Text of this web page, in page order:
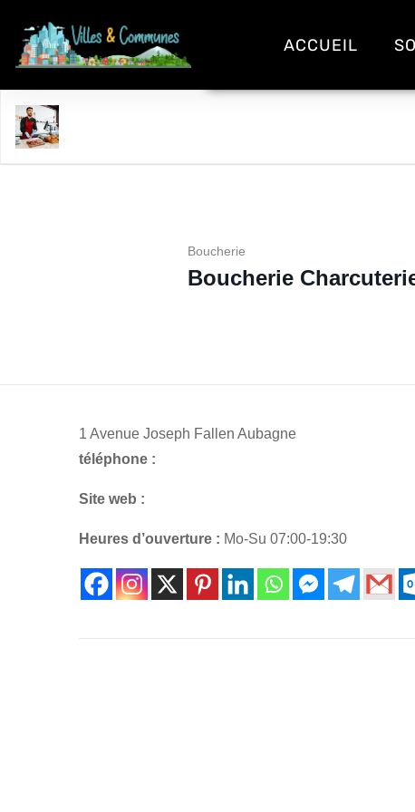
ACCUEIL
Boucherie
Boucherie
1 Avenue Joseph Fallen Aubagne
téléphone :
Site web :
Heures d’ouverture : Mo-Su 07:00-19:30